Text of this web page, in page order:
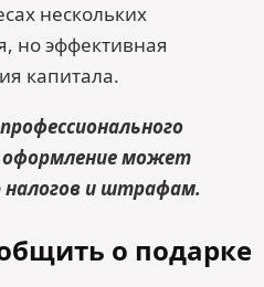
нескольких
но эффективная
капитала.
оформление может
налогов и штрафам.
о подарке